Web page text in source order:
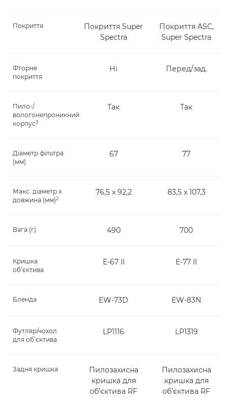
Покриття
Покриття Super
Spectra
Покриття ASC,
Super Spectra
Фторне
покриття
Ні Перед/зад.
Пило-/
вологонепроникний
корпус3
Так Так
Діаметр фільтра
(мм)
67 77
Макс. діаметр x
довжина (мм)2
76,5 x 92,2 83,5 x 107,3
Вага (г) 490 700
Кришка
об’єктива
E-67 II E-77 II
Бленда EW-73D EW-83N
Футляр/чохол
для об’єктива
LP1116 LP1319
Задня кришка
Пилозахисна
кришка для
об’єктива RF
Пилозахисна
кришка для
об’єктива RF